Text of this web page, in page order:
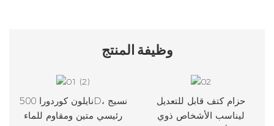
وظيفةالمنتج
نايلون كوردورا 500D، نسيج
رئيسي متين ومقاوم للماء
حزام كتف قابل للتعديل
ليناسب الأشخاص ذوي